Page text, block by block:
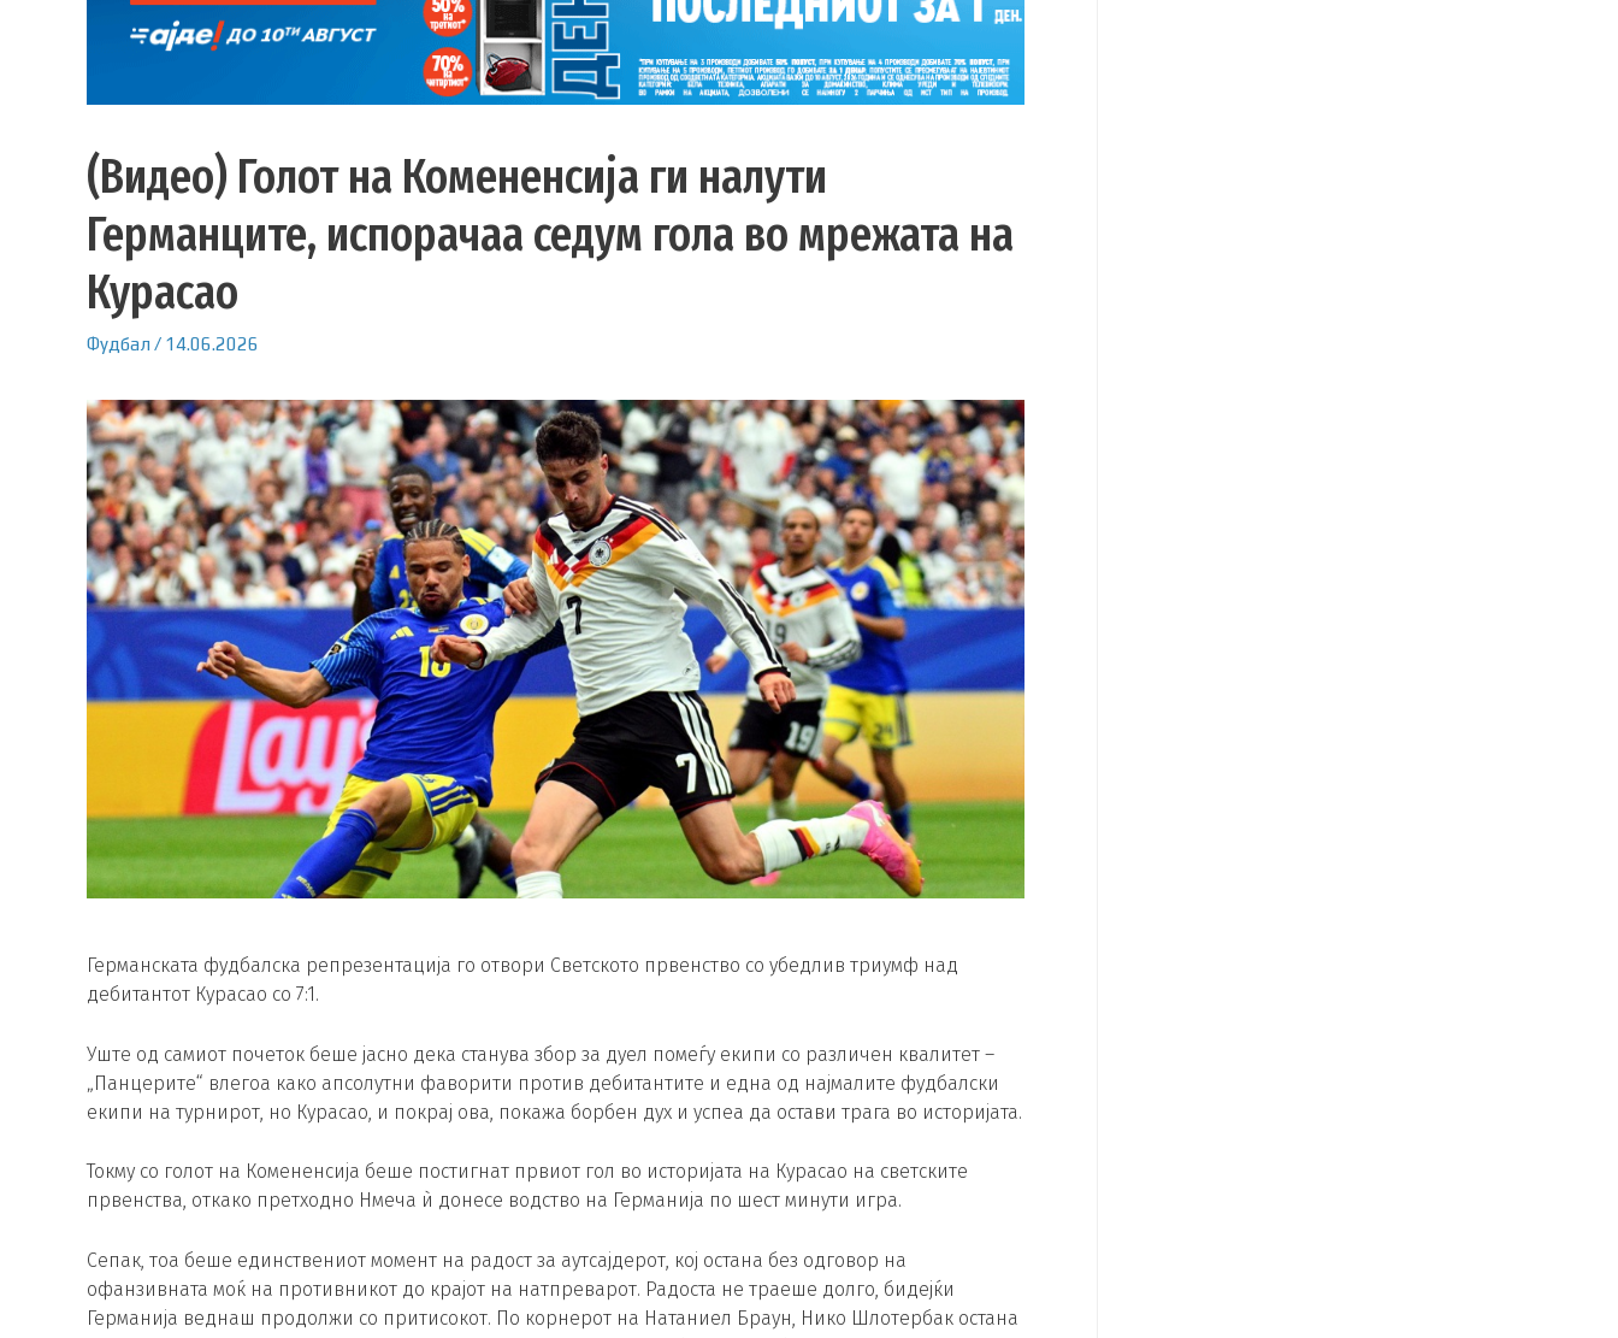
(Видео) Голот на Комененсија ги налути
Германците, испорачаа седум гола во мрежата на
Курасао
Фудбал / 14.06.2026
Германската фудбалска репрезентација го отвори Светското првенство со убедлив триумф над
дебитантот Курасао со 7:1.
Уште од самиот почеток беше јасно дека станува збор за дуел помеѓу екипи со различен квалитет –
„Панцерите“ влегоа како апсолутни фаворити против дебитантите и една од најмалите фудбалски
екипи на турнирот, но Курасао, и покрај ова, покажа борбен дух и успеа да остави трага во историјата.
Токму со голот на Комененсија беше постигнат првиот гол во историјата на Курасао на светските
првенства, откако претходно Нмеча ѝ донесе водство на Германија по шест минути игра.
Сепак, тоа беше единствениот момент на радост за аутсајдерот, кој остана без одговор на
офанзивната моќ на противникот до крајот на натпреварот. Радоста не траеше долго, бидејќи
Германија веднаш продолжи со притисокот. По корнерот на Натаниел Браун, Нико Шлотербак остана